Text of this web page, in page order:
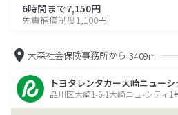
6時間まで7,150円
免責補償制度1,100円
大森社会保険事務所から 3409m
トヨタレンタカー大崎ニューシ
品川区大崎1-6-1大崎ニュ-シティ